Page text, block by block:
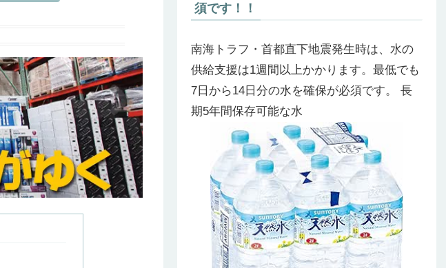
須です！！
南海トラフ・首都直下地震発生時は、水の
供給支援は1週間以上かかります。最低でも
7日から14日分の水を確保が必須です。 長
期5年間保存可能な水